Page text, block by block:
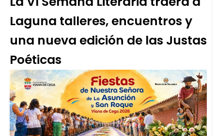
Laguna talleres, encuentros y
una nueva edición de las Justas
Poéticas